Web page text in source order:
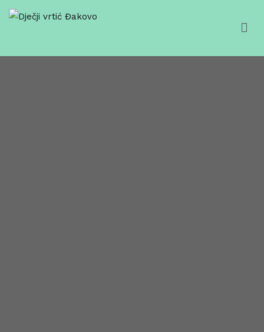
Dječji vrtić Đakovo
Za sretno djetinjstvo